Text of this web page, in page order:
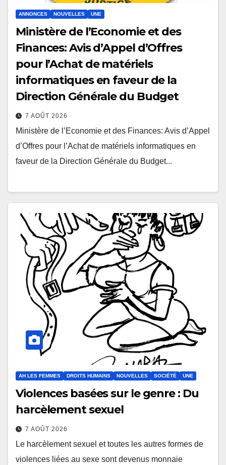
ANNONCES NOUVELLES UNE
Ministère de l’Economie et des
Finances: Avis d’Appel d’Offres
pour l’Achat de matériels
informatiques en faveur de la
Direction Générale du Budget
7 AOÛT 2026
Ministère de l’Economie et des Finances: Avis d’Appel
d’Offres pour l’Achat de matériels informatiques en
faveur de la Direction Générale du Budget...
AH LES FEMMES DROITS HUMAINS NOUVELLES SOCIÉTÉ UNE
Violences basées sur le genre : Du
harcèlement sexuel
7 AOÛT 2026
Le harcèlement sexuel et toutes les autres formes de
violences liées au sexe sont devenus monnaie